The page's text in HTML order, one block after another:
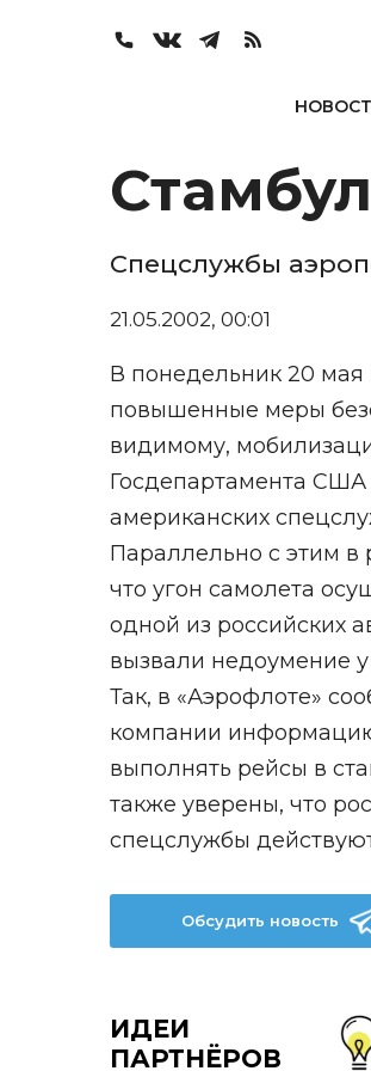
Спецслужбы
21.05.2002, 00:01
В понедельник 20 мая
повышенные меры
видимому,
Госдепартамента США
американских
Параллельно с этим
что угон самолета
одной из российских
вызвали недоумение
Так, в «Аэрофлоте»
компании
выполнять рейсы в
также уверены, что
спецслужбы
Обсудить новость
ИДЕИ
ПАРТНЁРОВ